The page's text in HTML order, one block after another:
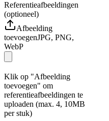
Referentieafbeeldingen
(optioneel)
Afbeelding
toevoegenJPG, PNG,
WebP
Klik op "Afbeelding
toevoegen" om
referentieafbeeldingen te
uploaden (max. 4, 10MB
per stuk)